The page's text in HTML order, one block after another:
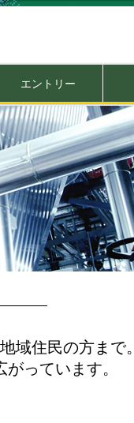
エントリー
域住民の方まで。
っています。